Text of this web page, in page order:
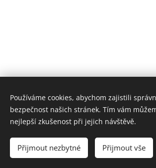
© 2019 Pavla Cerhová Kořínková,
Vytvořeno službou
Používáme cookies, abychom zajistili
bezpečnost našich stránek. Tím vám
nejlepší zkušenost při jejich návštěvě.
Přijmout nezbytné Přijmout vše